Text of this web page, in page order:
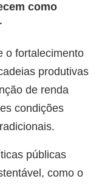
como
o fortalecimento
produtivas
de renda
condições
públicas
como o